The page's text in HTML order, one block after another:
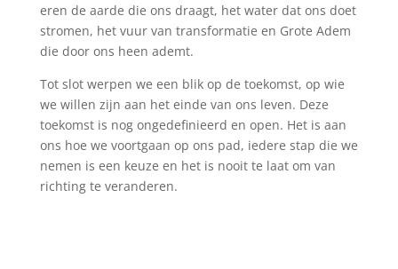
eren de aarde die ons draagt, het water dat ons doet
stromen, het vuur van transformatie en Grote Adem
die door ons heen ademt.
Tot slot werpen we een blik op de toekomst, op wie
we willen zijn aan het einde van ons leven. Deze
toekomst is nog ongedefinieerd en open. Het is aan
ons hoe we voortgaan op ons pad, iedere stap die we
nemen is een keuze en het is nooit te laat om van
richting te veranderen.